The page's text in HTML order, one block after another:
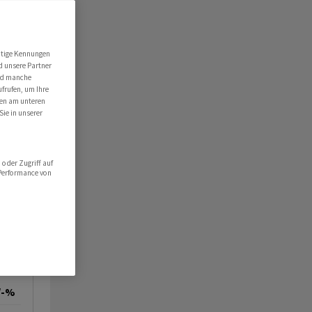
%
Kennungen
unsere Partner
manche
um Ihre
am unteren
in unserer
oder Zugriff auf
von